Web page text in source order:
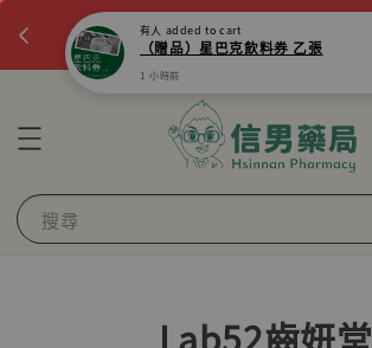
首次註冊，滿$799現抵$50
搜尋
Lab52齒妍堂